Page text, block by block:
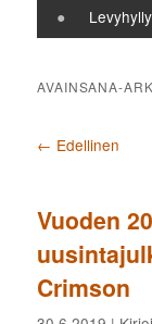
AVAINSANA-
Artikkelien
← Edellinen
Vuoden
Crimson